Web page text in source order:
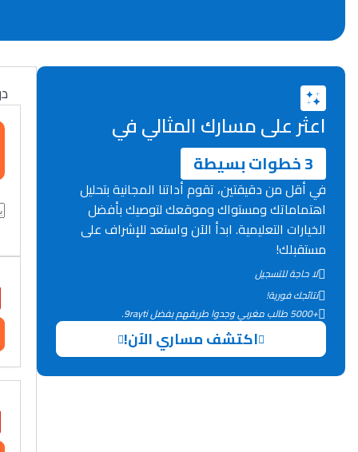
اعثر على مسارك المثالي في
3 خطوات بسيطة
في أقل من دقيقتين، تقوم أداتنا المجانية بتحليل
اهتماماتك ومستواك وموقعك لتوصيك بأفضل
الخيارات التعليمية. ابدأ الآن واستعد للإشراف على
مستقبلك!
لا حاجة للتسجيل
نتائجك فورية!
+5000 طالب مغربي وجدوا طريقهم بفضل 9rayti.
اكتشف مساري الآن!